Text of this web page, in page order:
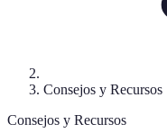
Consejos y Recursos
Consejos y Recursos